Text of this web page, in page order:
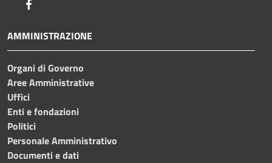
AMMINISTRAZIONE
Organi di Governo
Aree Amministrative
Uffici
Enti e fondazioni
Politici
Personale Amministrativo
Documenti e dati